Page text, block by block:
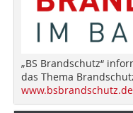
„BS Brandschutz“
das Thema
www.bsbrandschutz.de